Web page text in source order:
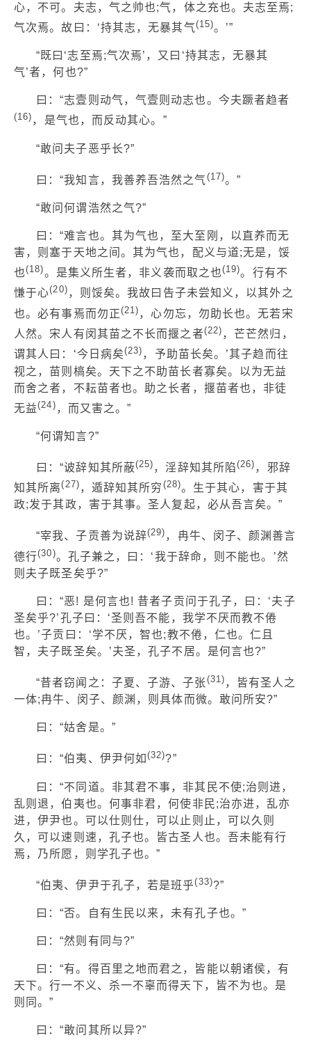
心，不可。夫志，气之帅也;气，体之充也。夫志至焉;
气次焉。故曰：‘持其志，无暴其气(15)。’”
“既曰‘志至焉;气次焉’，又曰‘持其志，无暴其
气’者，何也?”
曰：“志壹则动气，气壹则动志也。今夫蹶者趋者
(16) ，是气也，而反动其心。”
“敢问夫子恶乎长?”
曰：“我知言，我善养吾浩然之气 (17)。”
“敢问何谓浩然之气?”
曰：“难言也。其为气也，至大至刚，以直养而无
害，则塞于天地之间。其为气也，配义与道;无是，馁
也(18)。是集义所生者，非义袭而取之也(19)。行有不
慊于心(20) ，则馁矣。我故曰告子未尝知义，以其外之
也。必有事焉而勿正(21) ，心勿忘，勿助长也。无若宋
人然。宋人有闵其苗之不长而揠之者(22) ，芒芒然归，
谓其人曰：‘今日病矣(23) ，予助苗长矣。’其子趋而往
视之，苗则槁矣。天下之不助苗长者寡矣。以为无益
而舍之者，不耘苗者也。助之长者，揠苗者也，非徒
无益(24) ，而又害之。”
“何谓知言?”
曰：“诐辞知其所蔽(25) ，淫辞知其所陷(26) ，邪辞
知其所离(27) ，遁辞知其所穷 (28)。生于其心，害于其
政;发于其政，害于其事。圣人复起，必从吾言矣。”
“宰我、子贡善为说辞(29) ，冉牛、闵子、颜渊善言
德行(30)。孔子兼之，曰：‘我于辞命，则不能也。’然
则夫子既圣矣乎?”
曰：“恶! 是何言也! 昔者子贡问于孔子，曰：‘夫子
圣矣乎?’孔子曰：‘圣则吾不能，我学不厌而教不倦
也。’子贡曰：‘学不厌，智也;教不倦，仁也。仁且
智，夫子既圣矣。’夫圣，孔子不居。是何言也?”
“昔者窃闻之：子夏、子游、子张(31) ，皆有圣人之
一体;冉牛、闵子、颜渊，则具体而微。敢问所安?”
曰：“姑舍是。”
曰：“伯夷、伊尹何如 (32)?”
曰：“不同道。非其君不事，非其民不使;治则进，
乱则退，伯夷也。何事非君，何使非民;治亦进，乱亦
进，伊尹也。可以仕则仕，可以止则止，可以久则
久，可以速则速，孔子也。皆古圣人也。吾未能有行
焉，乃所愿，则学孔子也。”
“伯夷、伊尹于孔子，若是班乎(33)?”
曰：“否。自有生民以来，未有孔子也。”
曰：“然则有同与?”
曰：“有。得百里之地而君之，皆能以朝诸侯，有
天下。行一不义、杀一不辜而得天下，皆不为也。是
则同。”
曰：“敢问其所以异?”